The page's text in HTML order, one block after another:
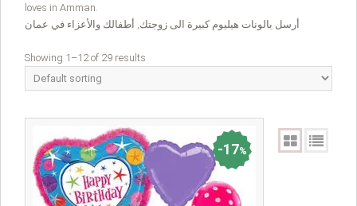
loves in Amman.
أرسل بالونات هيليوم كبيرة الى زوجتك, أطفالك والأعزاء في عمان
Showing 1–12 of 29 results
17%